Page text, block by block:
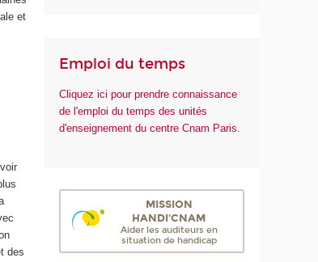
et
des
Emploi du temps
Cliquez ici pour prendre connaissance
de l'emploi du temps des unités
d'enseignement du centre Cnam Paris.
MISSION
HANDI'CNAM
Aider les auditeurs en
situation de handicap